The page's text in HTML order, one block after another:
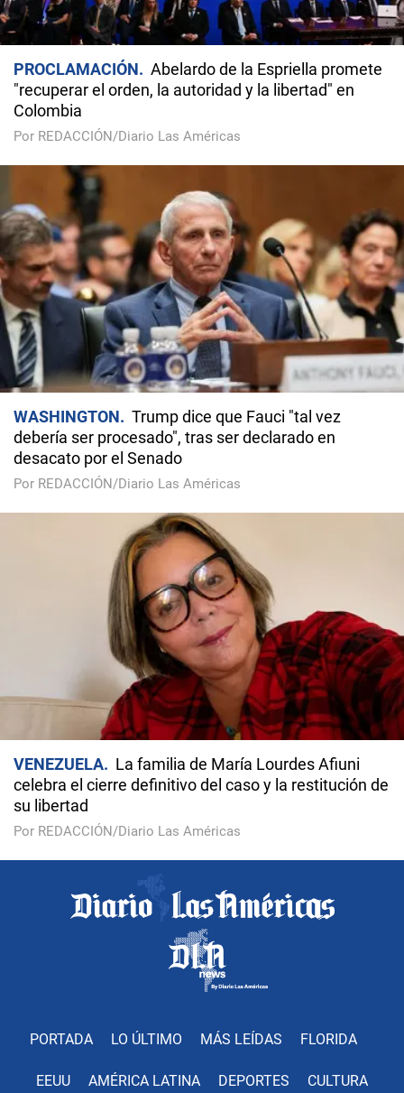
PROCLAMACIÓN
Abelardo de la Espriella promete
"recuperar el orden, la autoridad y la libertad" en
Colombia
Por REDACCIÓN/Diario Las Américas
WASHINGTON
Trump dice que Fauci "tal vez
debería ser procesado", tras ser declarado en
desacato por el Senado
Por REDACCIÓN/Diario Las Américas
VENEZUELA
La familia de María Lourdes Afiuni
celebra el cierre definitivo del caso y la restitución de
su libertad
Por REDACCIÓN/Diario Las Américas
PORTADA LO ÚLTIMO MÁS LEÍDAS FLORIDA
EEUU AMÉRICA LATINA DEPORTES CULTURA